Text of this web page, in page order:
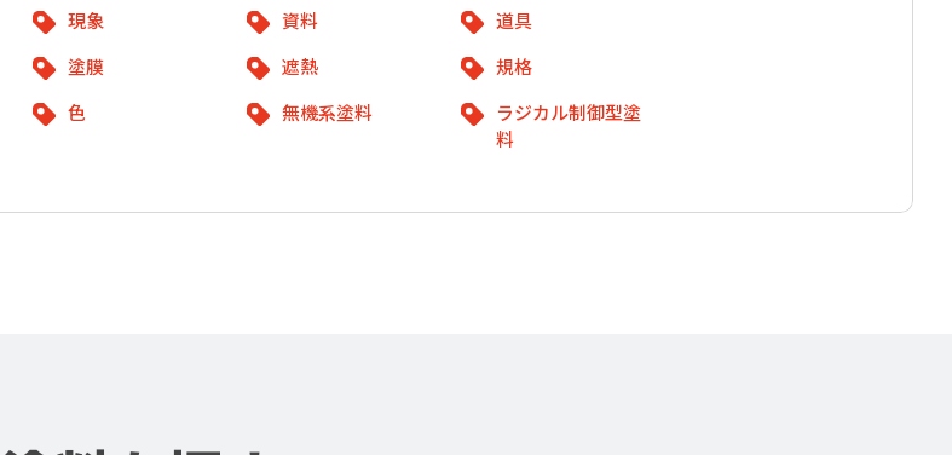
現象 資料 道具
塗膜 遮熱 規格
色 無機系塗料
ラジカル制御型塗
料